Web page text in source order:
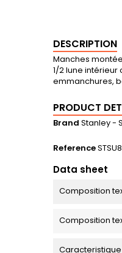
DESCRIPTION
Manches
1/2 lune
emmanchures,
PRODUCT
Brand Stanley -
Reference
Data sheet
Composition
Composition
Caracteristique